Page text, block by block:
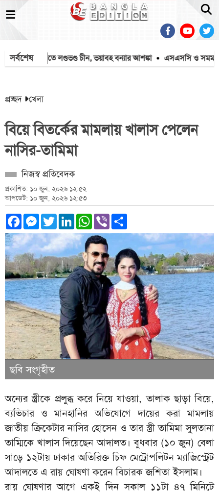
সর্বশেষ
আঘাতে লণ্ডভণ্ড চীন, ভয়াবহ বন্যার আশঙ্কা এসএসসি ও সমমানের
প্রচ্ছদ খেলা
বিয়ে বিতর্কের মামলায় খালাস পেলেন
নাসির-তামিমা
নিজস্ব প্রতিবেদক
প্রকাশিত: ১০ জুন, ২০২৬ ১২:৫২
আপডেট: ১০ জুন, ২০২৬ ১২:৫৩
Facebook
Messenger
TwitterLinkedInWhatsApp
Viber
ছবি সংগৃহীত
অন্যের স্ত্রীকে প্রলুব্ধ করে নিয়ে যাওয়া, তালাক ছাড়া বিয়ে,
ব্যভিচার ও মানহানির অভিযোগে দায়ের করা মামলায়
জাতীয় ক্রিকেটার নাসির হোসেন ও তার স্ত্রী তামিমা সুলতানা
তাম্মিকে খালাস দিয়েছেন আদালত। বুধবার (১০ জুন) বেলা
সাড়ে ১২টায় ঢাকার অতিরিক্ত চিফ মেট্রোপলিটন ম্যাজিস্ট্রেট
আদালতে এ রায় ঘোষণা করেন বিচারক জশিতা ইসলাম।
রায় ঘোষণার আগে একই দিন সকাল ১১টা ৪৭ মিনিটে